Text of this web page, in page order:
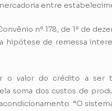
entre
nº 178, de 1º de
hipótese de remessa
o valor do crédito a ser
soma dos custos de
“O